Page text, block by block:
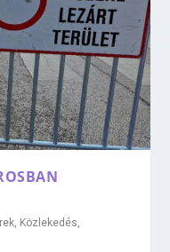
Közlekedés